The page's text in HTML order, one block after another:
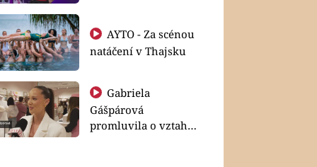
natáčení v Thajsku
Gabriela
Gášpárová
promluvila o vztahu